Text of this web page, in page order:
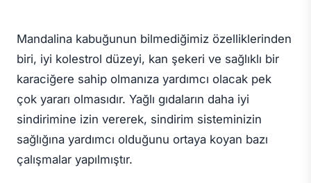
Mandalina kabuğunun bilmediğimiz özelliklerinden
biri, iyi kolestrol düzeyi, kan şekeri ve sağlıklı bir
karaciğere sahip olmanıza yardımcı olacak pek
çok yararı olmasıdır. Yağlı gıdaların daha iyi
sindirimine izin vererek, sindirim sisteminizin
sağlığına yardımcı olduğunu ortaya koyan bazı
çalışmalar yapılmıştır.